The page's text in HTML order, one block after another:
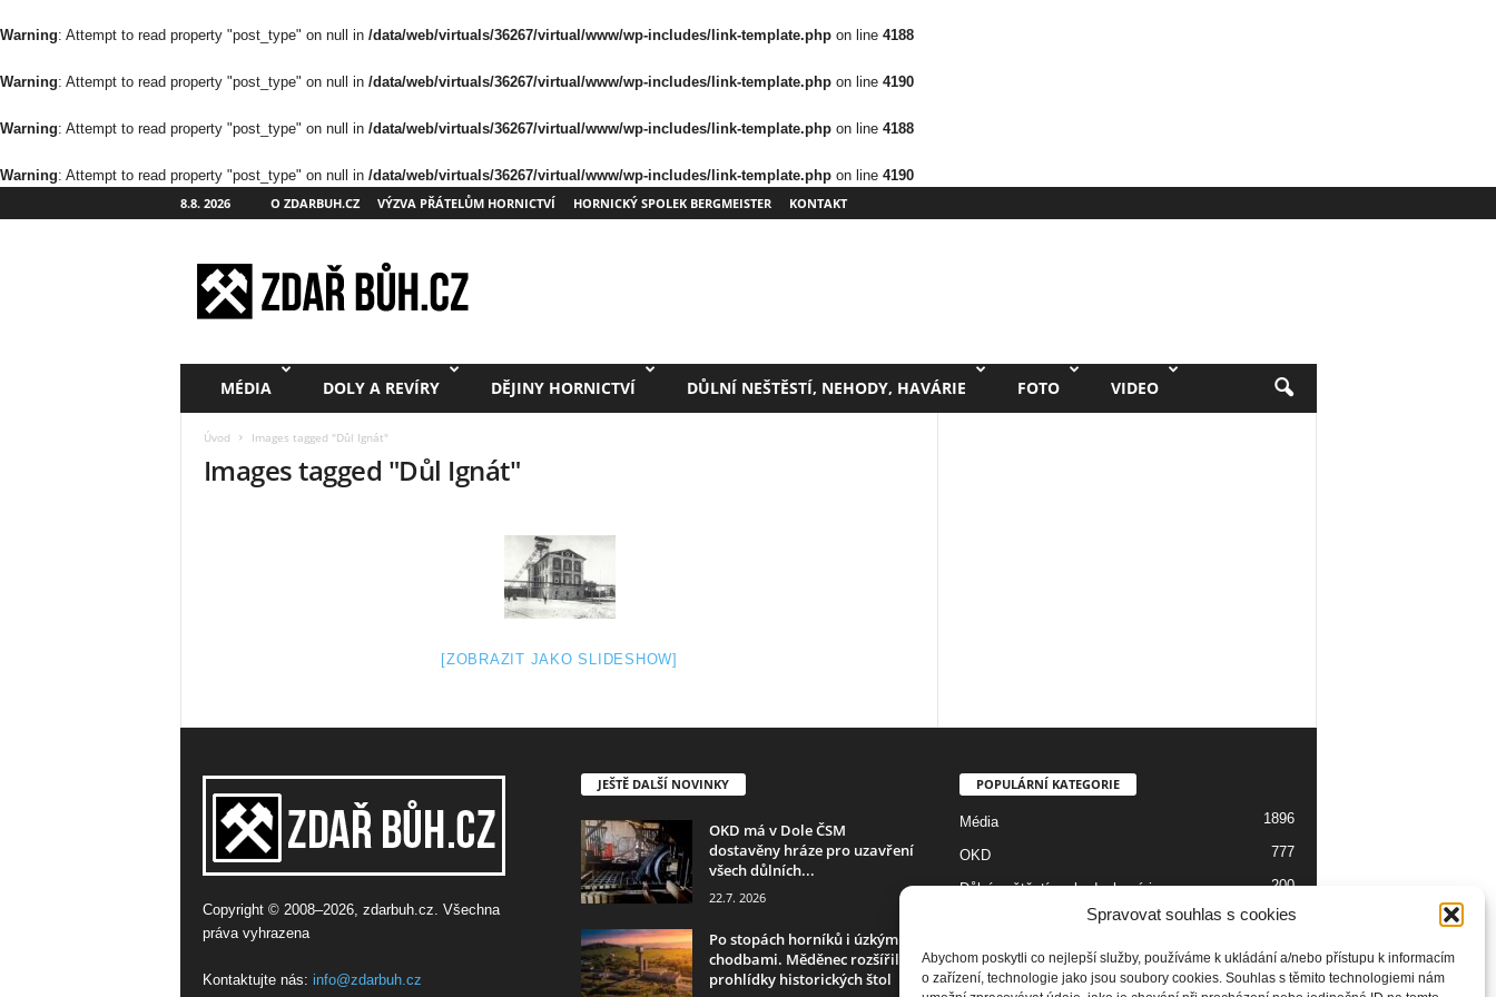
Spravovat souhlas s cookies
Abychom poskytli co nejlepší služby, používáme k ukládání a/nebo přístupu k informacím
o zařízení, technologie jako jsou soubory cookies. Souhlas s těmito technologiemi nám
Warning: Attempt to read property "post_type" on null in /data/web/virtuals/36267/virtual/www/wp-includes/link-template.php on line 4188
Warning: Attempt to read property "post_type" on null in /data/web/virtuals/36267/virtual/www/wp-includes/link-template.php on line 4190
Warning: Attempt to read property "post_type" on null in /data/web/virtuals/36267/virtual/www/wp-includes/link-template.php on line 4188
Warning: Attempt to read property "post_type" on null in /data/web/virtuals/36267/virtual/www/wp-includes/link-template.php on line 4190
8.8. 2026
O ZDARBUH.CZ VÝZVA PŘÁTELŮM HORNICTVÍ HORNICKÝ SPOLEK BERGMEISTER KONTAKT
MÉDIA DOLY A REVÍRY DĚJINY HORNICTVÍ DŮLNÍ NEŠTĚSTÍ, NEHODY, HAVÁRIE FOTO VIDEO
Úvod Images tagged "Důl Ignát"
Images tagged "Důl Ignát"
[ZOBRAZIT JAKO SLIDESHOW]
Copyright © 2008–2026, zdarbuh.cz. Všechna
práva vyhrazena
Kontaktujte nás: info@zdarbuh.cz
JEŠTĚ DALŠÍ NOVINKY
OKD má v Dole ČSM
dostavěny hráze pro uzavření
všech důlních...
22.7. 2026
Po stopách horníků i úzkými
chodbami. Měděnec rozšířil
prohlídky historických štol
POPULÁRNÍ KATEGORIE
Média 1896
OKD 777
Důlní neštěstí, nehody, havárie 200
139
Diamo 137
Historie 129